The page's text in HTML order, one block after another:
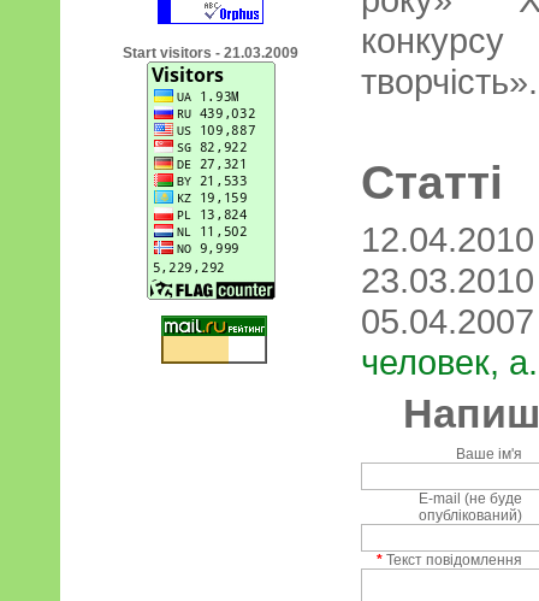
Start visitors - 21.03.2009
творчість».
Статті
человек,
Ваше ім'я
E-mail (не буде
опублікований)
* Текст повідомлення